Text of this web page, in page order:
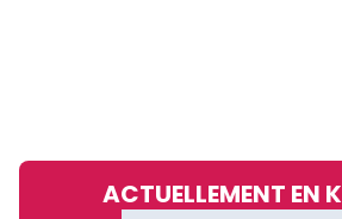
ACTUELLEMENT EN